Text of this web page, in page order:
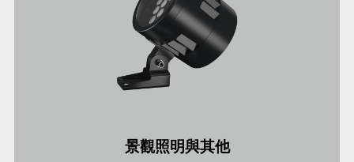
景觀照明與其他